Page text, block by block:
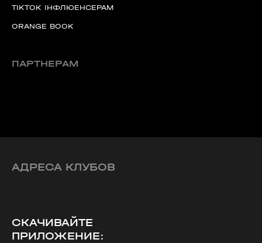
TIKTOK ІНФЛЮЕНСЕРАМ
ORANGE BOOK
ПАРТНЕРАМ
АДРЕСА КЛУБОВ
СКАЧИВАЙТЕ
ПРИЛОЖЕНИЕ: